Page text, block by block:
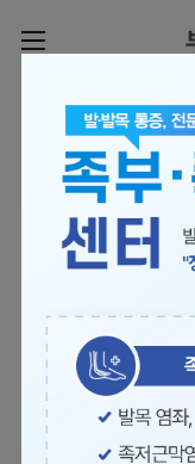
로그인
회원가입
나의진료정보
온라인진료예약
증명서재발급
증명서발급내역
전문센터
전문센터
전체보기
관절센터
족부·
족관절클리닉
척추센터
척추내시경센터
진료안내
진료과
정형외과
신경외과
소화기내과
순환기내과
진료시간표
외래진료
입원/
퇴원/
병문안
이용안내
장비안내
층별안내
주차시설안내
편의시설
병원소개
병원장인사말
비전과
핵심가치
미디어센터
병원소식
부민그룹소개
진료예약
빠르고 쉬운 진료예약을
하실 수 있습니다.